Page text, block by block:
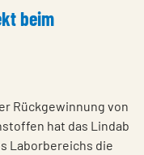
beim
Rückgewinnung von
hat das Lindab
Laborbereichs die